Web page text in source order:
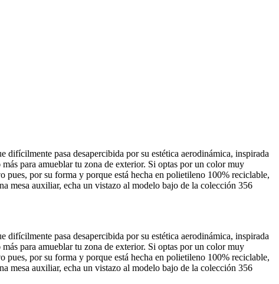
pasa desapercibida por su estética aerodinámica, inspirada
para amueblar tu zona de exterior. Si optas por un color muy
pues, por su forma y porque está hecha en polietileno 100% reciclable,
mesa auxiliar, echa un vistazo al modelo bajo de la colección 356
pasa desapercibida por su estética aerodinámica, inspirada
para amueblar tu zona de exterior. Si optas por un color muy
pues, por su forma y porque está hecha en polietileno 100% reciclable,
mesa auxiliar, echa un vistazo al modelo bajo de la colección 356